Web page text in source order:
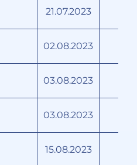
21.07.2023
02.08.2023
03.08.2023
03.08.2023
15.08.2023